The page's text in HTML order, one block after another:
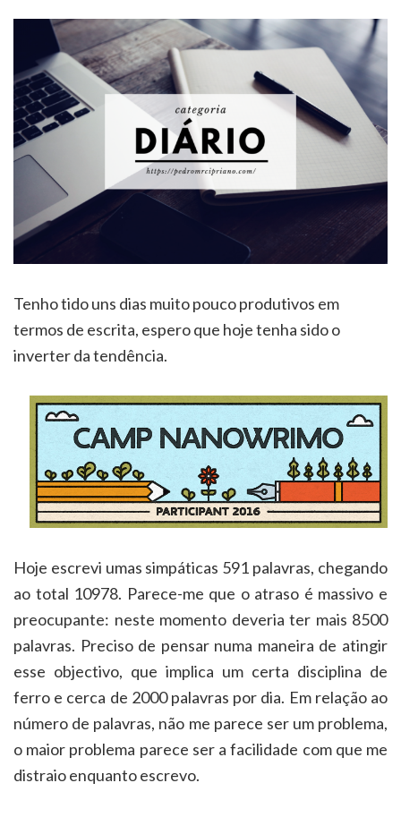
Tenho tido uns dias muito pouco produtivos em
termos de escrita, espero que hoje tenha sido o
inverter da tendência.
Hoje escrevi umas simpáticas 591 palavras, chegando
ao total 10978. Parece-me que o atraso é massivo e
preocupante: neste momento deveria ter mais 8500
palavras. Preciso de pensar numa maneira de atingir
esse objectivo, que implica um certa disciplina de
ferro e cerca de 2000 palavras por dia. Em relação ao
número de palavras, não me parece ser um problema,
o maior problema parece ser a facilidade com que me
distraio enquanto escrevo.